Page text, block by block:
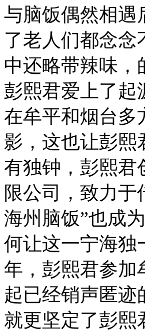
与脑饭偶然相遇
了老人们都念念
中还略带辣味，
彭熙君爱上了起
在牟平和烟台多
影，这也让彭熙
有独钟，彭熙君
限公司，致力
海州脑饭”也成
何让这一宁海独
年，彭熙君参加
起已经销声匿迹
就更坚定了彭熙